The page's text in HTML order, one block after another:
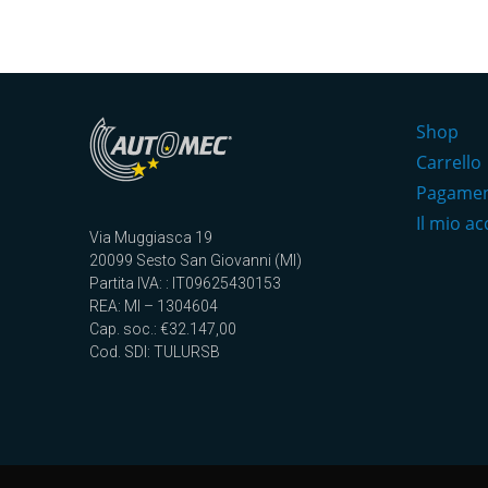
Via Muggiasca 19
20099 Sesto San Giovanni (MI)
Partita IVA: : IT09625430153
REA: MI – 1304604
Cap. soc.: €32.147,00
Cod. SDI: TULURSB
Shop
Carrello
Il mio